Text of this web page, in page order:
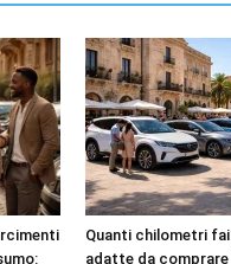
Quanti chilometri
adatte da comprare